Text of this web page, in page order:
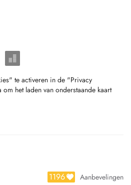
te activeren in de "Privacy
het laden van onderstaande kaart
1196 Aanbevelingen